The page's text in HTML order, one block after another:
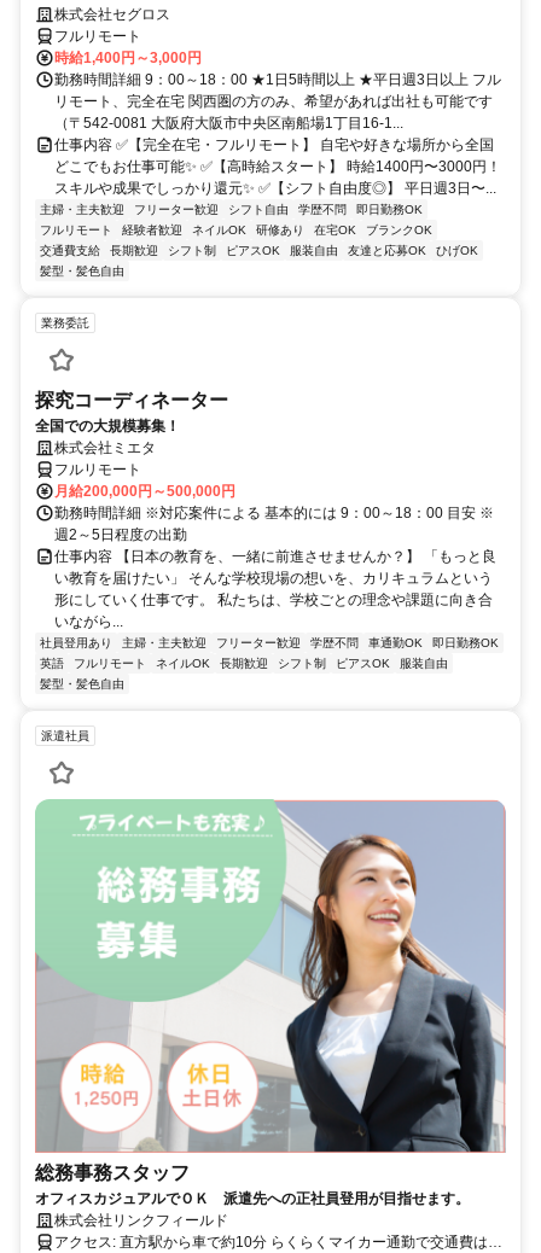
株式会社セグロス
フルリモート
時給1,400円～3,000円
勤務時間詳細 9：00～18：00 ★1日5時間以上 ★平日週3日以上 フル
リモート、完全在宅 関西圏の方のみ、希望があれば出社も可能です
（〒542-0081 大阪府大阪市中央区南船場1丁目16-1...
仕事内容 ✅【完全在宅・フルリモート】 自宅や好きな場所から全国
どこでもお仕事可能✨ ✅【高時給スタート】 時給1400円〜3000円！
スキルや成果でしっかり還元✨ ✅【シフト自由度◎】 平日週3日〜...
主婦・主夫歓迎 フリーター歓迎 シフト自由 学歴不問
即日勤務OK
フルリモート
経験者歓迎 ネイルOK 研修あり 在宅OK
ブランクOK
交通費支給
長期歓迎 シフト制 ピアスOK 服装自由 友達と応募OK
ひげOK
髪型・髪色自由
業務委託
探究コーディネーター
全国での大規模募集！
株式会社ミエタ
フルリモート
月給200,000円～500,000円
勤務時間詳細 ※対応案件による 基本的には 9：00～18：00 目安 ※
週2～5日程度の出勤
仕事内容 【日本の教育を、一緒に前進させませんか？】 「もっと良
い教育を届けたい」 そんな学校現場の想いを、カリキュラムという
形にしていく仕事です。 私たちは、学校ごとの理念や課題に向き合
いながら...
社員登用あり 主婦・主夫歓迎 フリーター歓迎 学歴不問 車通勤OK
即日勤務OK
英語
フルリモート ネイルOK 長期歓迎 シフト制 ピアスOK
服装自由
髪型・髪色自由
派遣社員
総務事務スタッフ
オフィスカジュアルでＯＫ 派遣先への正社員登用が目指せます。
株式会社リンクフィールド
アクセス: 直方駅から車で約10分 らくらくマイカー通勤で交通費は